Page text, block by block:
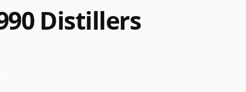
Distillers